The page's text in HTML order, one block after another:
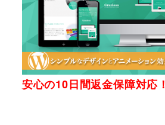
安心の10日間返金保障対応！